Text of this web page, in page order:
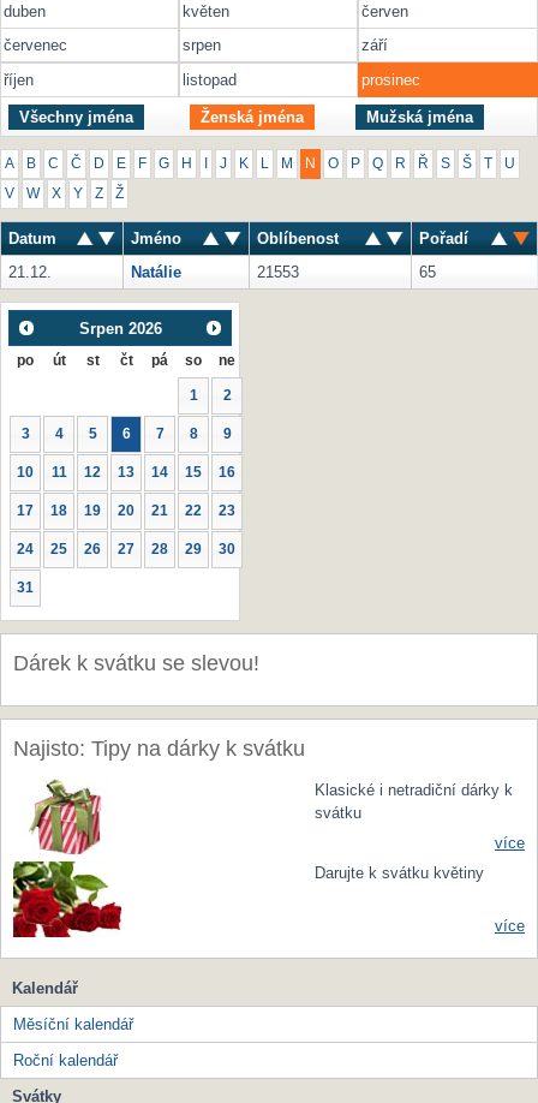
duben
květen
červen
červenec
srpen
září
říjen
listopad prosinec
Všechny jména Ženská jména Mužská jména
A B C Č D E F G H J K M N O P Q R Ř S Š U
V W X Y Z Ž
Datum Jméno Oblíbenost
Pořadí
21.12.
Natálie 21553 65
Srpen 2026
po út st čt pá so ne
1 2
3 4 5 6 7 8 9
10 11 12 13 14 15 16
17 18 19 20 21 22 23
24 25 26 27 28 29 30
31
Dárek k svátku se slevou!
Najisto: Tipy na dárky k svátku
Klasické i netradiční dárky k
svátku
více
Darujte k svátku květiny
více
Kalendář
Měsíční kalendář
Roční kalendář
Svátky